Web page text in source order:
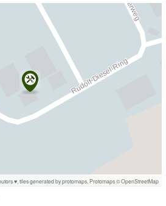
♥, tiles generated by protomaps Protomaps©OpenStreetMap